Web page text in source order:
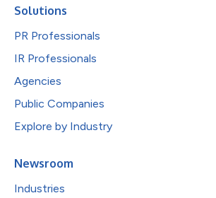
Solutions
PR Professionals
IR Professionals
Agencies
Public Companies
Explore by Industry
Newsroom
Industries